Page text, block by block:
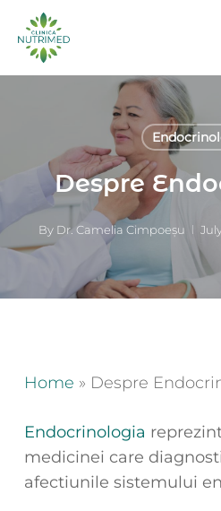
main
Despre
By Dr. Camelia Cimpoeșu
Home » Despre
Endocrinologia
medicinei care
afectiunile sistemului